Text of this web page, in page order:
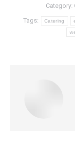
Category:
Tags: Catering